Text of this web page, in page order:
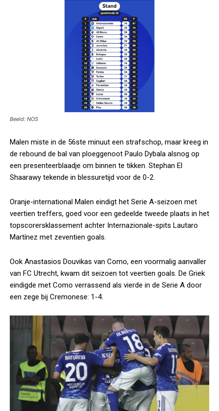
Beeld: NOS
Malen miste in de 56ste minuut een strafschop, maar kreeg in
de rebound de bal van ploeggenoot Paulo Dybala alsnog op
een presenteerblaadje om binnen te tikken. Stephan El
Shaarawy tekende in blessuretijd voor de 0-2.
Oranje-international Malen eindigt het Serie A-seizoen met
veertien treffers, goed voor een gedeelde tweede plaats in het
topscorersklassement achter Internazionale-spits Lautaro
Martínez met zeventien goals.
Ook Anastasios Douvikas van Como, een voormalig aanvaller
van FC Utrecht, kwam dit seizoen tot veertien goals. De Griek
eindigde met Como verrassend als vierde in de Serie A door
een zege bij Cremonese: 1-4.